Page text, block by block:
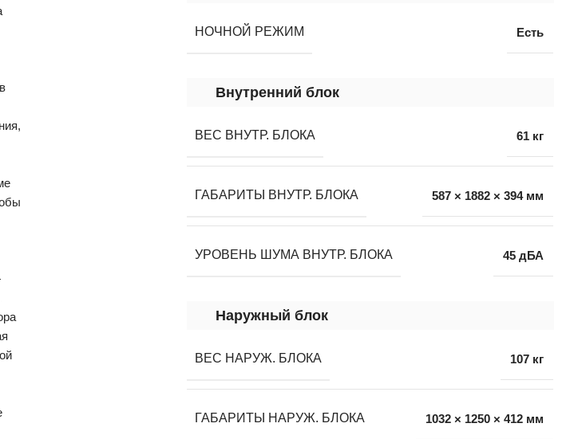
НОЧНОЙ РЕЖИМ Есть
Внутренний блок
ВЕС ВНУТР. БЛОКА 61 кг
ГАБАРИТЫ ВНУТР. БЛОКА 587 × 1882 × 394 мм
УРОВЕНЬ ШУМА ВНУТР. БЛОКА 45 дБА
Наружный блок
ВЕС НАРУЖ. БЛОКА 107 кг
ГАБАРИТЫ НАРУЖ. БЛОКА 1032 × 1250 × 412 мм